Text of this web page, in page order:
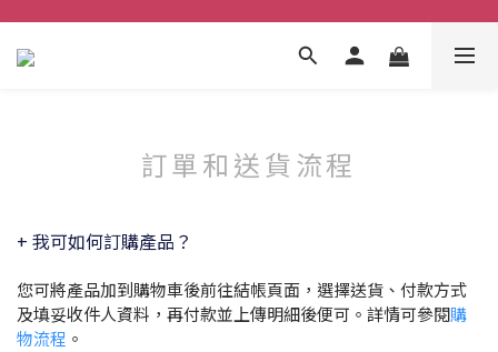
訂單和送貨流程
+ 我可如何訂購產品？
您可將產品加到購物車後前往結帳頁面，選擇送貨、付款方式
及填妥收件人資料，再付款並上傳明細後便可。詳情可參閱購
物流程 。